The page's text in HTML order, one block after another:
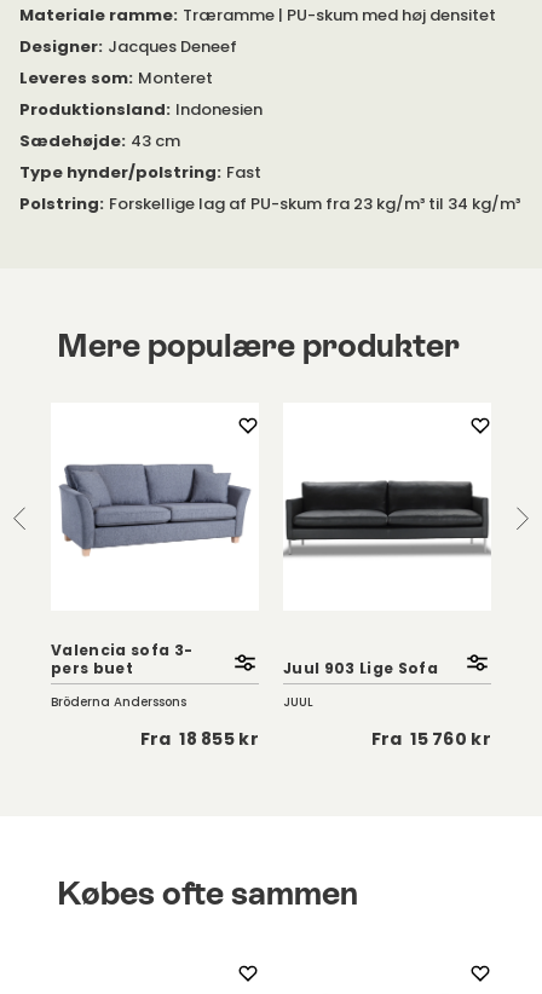
Materiale ramme: Træramme | PU-skum med høj densitet
Designer: Jacques Deneef
Leveres som: Monteret
Produktionsland: Indonesien
Sædehøjde: 43 cm
Type hynder/polstring: Fast
Polstring: Forskellige lag af PU-skum fra 23 kg/m³ til 34 kg/m³
Mere populære produkter
Valencia sofa 3-
pers buet
Bröderna Anderssons
Fra 18 855 kr
Juul 903 Lige Sofa
JUUL
Fra 15 760 kr
Købes ofte sammen